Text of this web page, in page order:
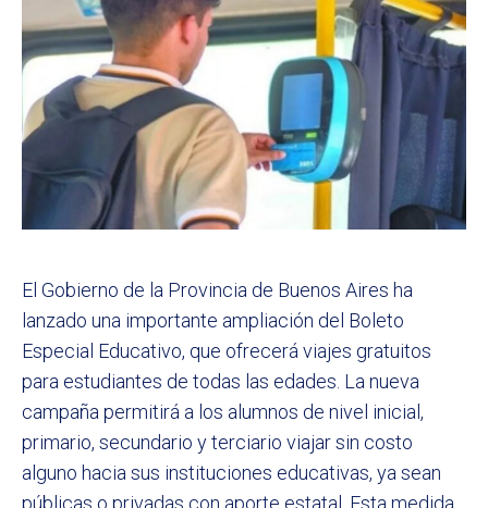
El Gobierno de la Provincia de Buenos Aires ha
lanzado una importante ampliación del Boleto
Especial Educativo, que ofrecerá viajes gratuitos
para estudiantes de todas las edades. La nueva
campaña permitirá a los alumnos de nivel inicial,
primario, secundario y terciario viajar sin costo
alguno hacia sus instituciones educativas, ya sean
públicas o privadas con aporte estatal. Esta medida